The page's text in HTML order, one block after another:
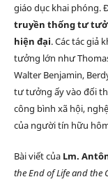
giáo dục khai phóng.
truyền thống tư
hiện đại. Các tác giả
tưởng lớn như
Walter Benjamin,
tư tưởng ấy vào đối
công bình xã hội,
của người tín hữu
Bài viết của Lm.
the End of Life and the